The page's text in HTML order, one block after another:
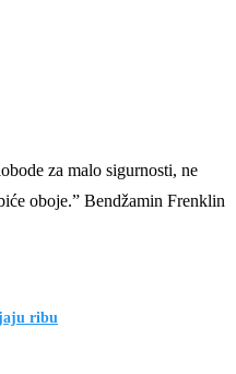
za malo sigurnosti, ne
oboje.” Bendžamin Frenklin
ribu